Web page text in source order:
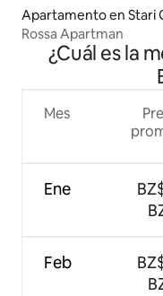
Apartamento en Stari
Rossa Apartman
¿Cuál es la
Mes
Ene
Feb